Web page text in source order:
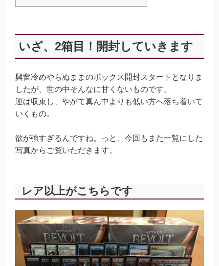
いざ、2箱目！開封していきます
興奮冷めやらぬままのボックス開封スタートとなりま
したが、世の中そんなに甘くないものです。
運は収束し、やがて真ん中よりも低い方へ落ち着いて
いくもの。
欲が強すぎるんですね。っと、今回もまた一覧にした
写真からご覧いただきます。
レア以上がこちらです